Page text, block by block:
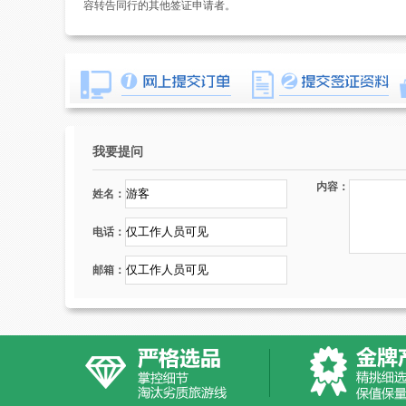
容转告同行的其他签证申请者。
我要提问
姓名：
电话：
邮箱：
内容：